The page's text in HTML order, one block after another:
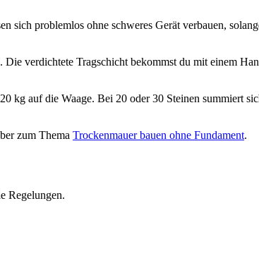
sich problemlos ohne schweres Gerät verbauen,
verdichtete Tragschicht bekommst du mit einem
kg auf die Waage. Bei 20 oder 30 Steinen summiert
zum Thema Trockenmauer bauen ohne Fundament.
Regelungen.